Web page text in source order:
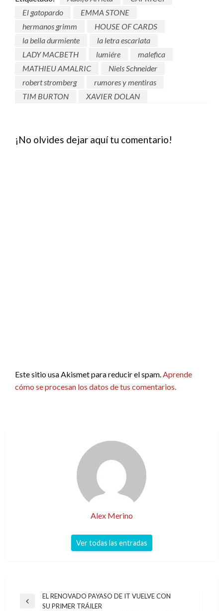
El gatopardo
EMMA STONE
hermanos grimm
HOUSE OF CARDS
la bella durmiente
la letra escarlata
LADY MACBETH
lumiére
malefica
MATHIEU AMALRIC
Niels Schneider
robert stromberg
rumores y mentiras
TIM BURTON
XAVIER DOLAN
¡No olvides dejar aquí tu comentario!
Este sitio usa Akismet para reducir el spam.Aprende
cómo se procesan los datos de tus comentarios.
Alex Merino
Ver todas las entradas
Navegación
Entrada
EL RENOVADO PAYASO DE IT VUELVE CON
SU PRIMER TRÁILER